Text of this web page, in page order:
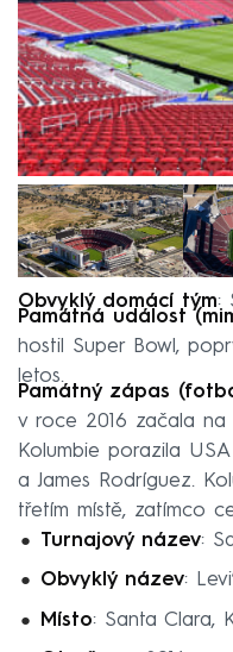
Obvyklý domácí tým:
Památná událost
hostil Super Bowl,
letos.
Památný zápas
v roce 2016 začala na
Kolumbie porazila
a James Rodríguez.
třetím místě, zatímco
Turnajový název:
Obvyklý název:
Místo: Santa Clara,